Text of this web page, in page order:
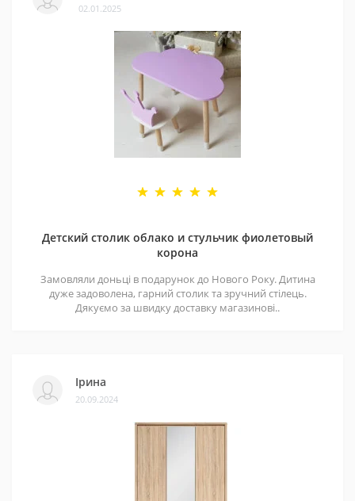
02.01.2025
Детский столик облако и стульчик фиолетовый
корона
Замовляли доньці в подарунок до Нового Року. Дитина
дуже задоволена, гарний столик та зручний стілець.
Дякуємо за швидку доставку магазинові..
Ірина
20.09.2024